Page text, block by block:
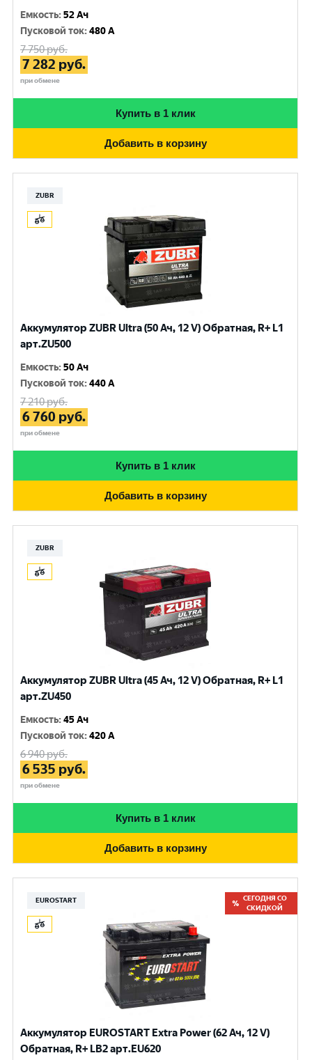
Емкость:52 Ач
Пусковой ток:480 A
7 750руб.
7 282 руб.
при обмене
Купить в 1 клик
Добавить в корзину
ZUBR
Аккумулятор ZUBR Ultra (50 Ач, 12 V) Обратная, R+ L1
арт.ZU500
Емкость:50 Ач
Пусковой ток:440 A
7 210руб.
6 760 руб.
при обмене
Купить в 1 клик
Добавить в корзину
ZUBR
Аккумулятор ZUBR Ultra (45 Ач, 12 V) Обратная, R+ L1
арт.ZU450
Емкость:45 Ач
Пусковой ток:420 A
6 940руб.
6 535 руб.
при обмене
Купить в 1 клик
Добавить в корзину
EUROSTART
СЕГОДНЯ СО
СКИДКОЙ
Аккумулятор EUROSTART Extra Power (62 Ач, 12 V)
Обратная, R+ LB2 арт.EU620